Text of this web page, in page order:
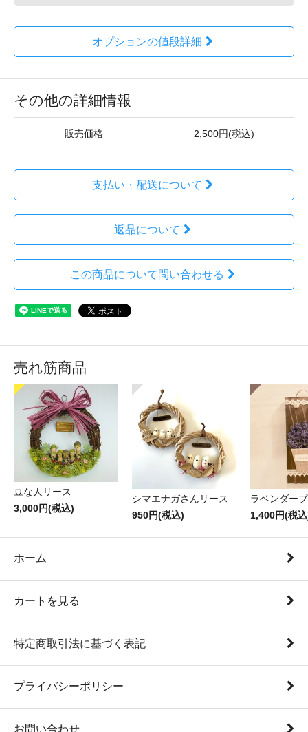
オプションの値段詳細
その他の詳細情報
販売価格 2,500円(税込)
支払い・配送について
返品について
この商品について問い合わせる
売れ筋商品
豆な人リース
3,000円(税込)
シマエナガさんリース
950円(税込)
ラベンダー
1,400円(税
ホーム
カートを見る
特定商取引法に基づく表記
プライバシーポリシー
お問い合わせ